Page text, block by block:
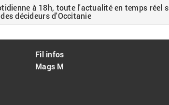
à 18h, toute l'actualité en temps réel
décideurs d'Occitanie
Fil infos
Mags M